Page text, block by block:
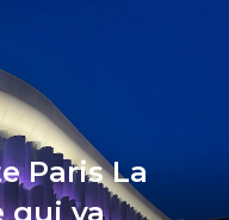
Paris La